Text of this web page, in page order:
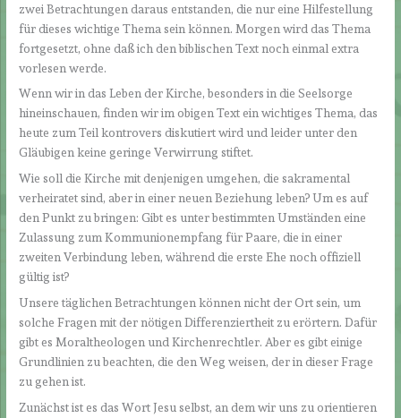
zwei Betrachtungen daraus entstanden, die nur eine Hilfestellung
für dieses wichtige Thema sein können. Morgen wird das Thema
fortgesetzt, ohne daß ich den biblischen Text noch einmal extra
vorlesen werde.
Wenn wir in das Leben der Kirche, besonders in die Seelsorge
hineinschauen, finden wir im obigen Text ein wichtiges Thema, das
heute zum Teil kontrovers diskutiert wird und leider unter den
Gläubigen keine geringe Verwirrung stiftet.
Wie soll die Kirche mit denjenigen umgehen, die sakramental
verheiratet sind, aber in einer neuen Beziehung leben? Um es auf
den Punkt zu bringen: Gibt es unter bestimmten Umständen eine
Zulassung zum Kommunionempfang für Paare, die in einer
zweiten Verbindung leben, während die erste Ehe noch offiziell
gültig ist?
Unsere täglichen Betrachtungen können nicht der Ort sein, um
solche Fragen mit der nötigen Differenziertheit zu erörtern. Dafür
gibt es Moraltheologen und Kirchenrechtler. Aber es gibt einige
Grundlinien zu beachten, die den Weg weisen, der in dieser Frage
zu gehen ist.
Zunächst ist es das Wort Jesu selbst, an dem wir uns zu orientieren